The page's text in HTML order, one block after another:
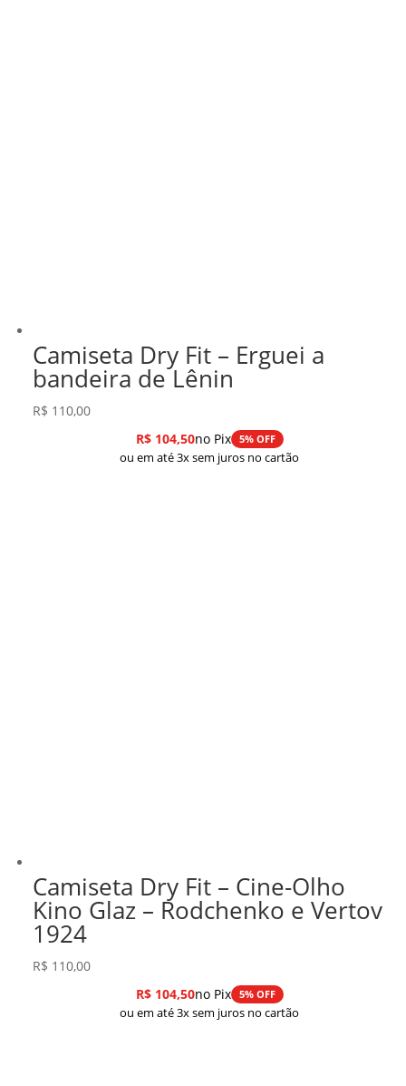
Camiseta Dry Fit – Erguei a
bandeira de Lênin
R$ 110,00
R$104,50no Pix 5% OFF
ou em até 3x sem juros no cartão
Camiseta Dry Fit – Cine-Olho
Kino Glaz – Rodchenko e Vertov
1924
R$ 110,00
R$104,50no Pix 5% OFF
ou em até 3x sem juros no cartão